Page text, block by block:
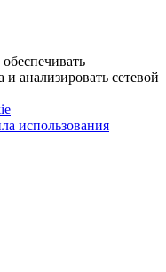
анализировать сетевой
использования